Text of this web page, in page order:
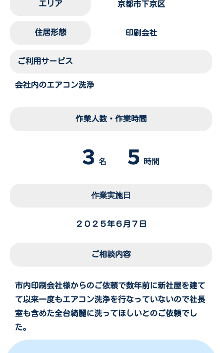
エリア 京都市下京区
住居形態 印刷会社
ご利用サービス
会社内のエアコン洗浄
作業人数・作業時間
３ 名 ５ 時間
作業実施日
２０２５年６月７日
ご相談内容
市内印刷会社様からのご依頼で数年前に新社屋を建て
て以来一度もエアコン洗浄を行なっていないので社長
室も含めた全台綺麗に洗ってほしいとのご依頼でし
た。